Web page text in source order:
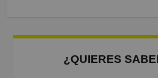
¿QUIERES